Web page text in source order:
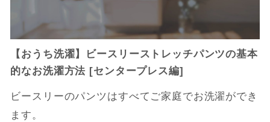
【おうち洗濯】ビースリーストレッチパンツの基本
的なお洗濯方法 [センタープレス編]
ビースリーのパンツはすべてご家庭でお洗濯ができ
ます。